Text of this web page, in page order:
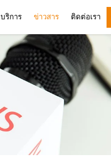
บริการ
บริการ
คำถามที่พบบ่อย
ข่าวสาร ติดต่อเรา